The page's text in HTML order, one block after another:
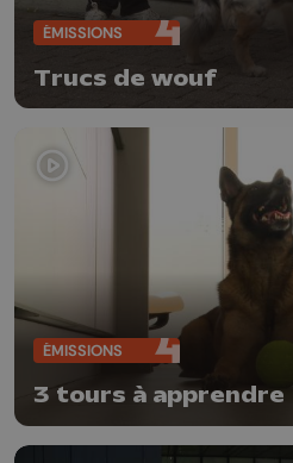
ÉMISSIONS
Trucs de wouf
ÉMISSIONS
3 tours à apprendre